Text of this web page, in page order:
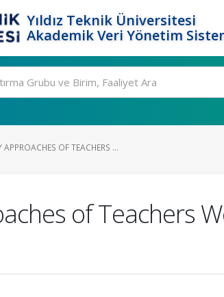
Yıldız Teknik Üniversitesi
Akademik Veri Yönetim
APPROACHES OF TEACHERS ...
of Teachers